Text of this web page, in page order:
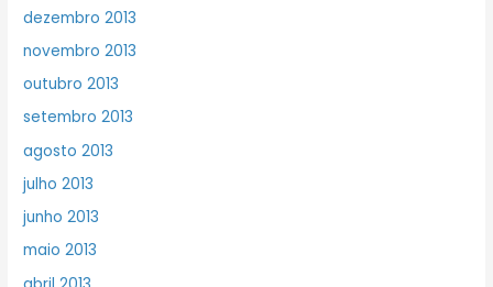
dezembro 2013
novembro 2013
outubro 2013
setembro 2013
agosto 2013
julho 2013
junho 2013
maio 2013